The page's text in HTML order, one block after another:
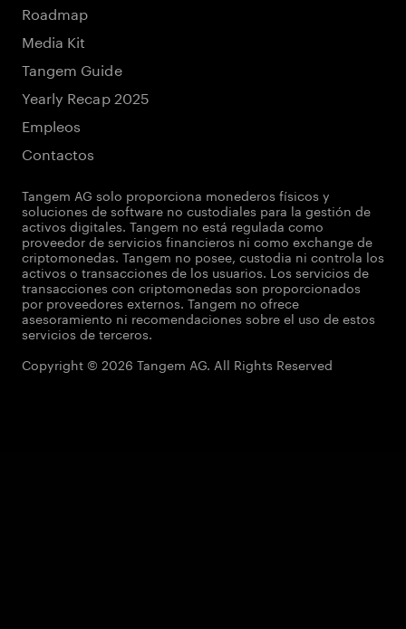
Roadmap
Media Kit
Tangem Guide
Yearly Recap 2025
Empleos
Contactos
Tangem AG solo proporciona monederos físicos y
soluciones de software no custodiales para la gestión de
activos digitales. Tangem no está regulada como
proveedor de servicios financieros ni como exchange de
criptomonedas. Tangem no posee, custodia ni controla los
activos o transacciones de los usuarios. Los servicios de
transacciones con criptomonedas son proporcionados
por proveedores externos. Tangem no ofrece
asesoramiento ni recomendaciones sobre el uso de estos
servicios de terceros.